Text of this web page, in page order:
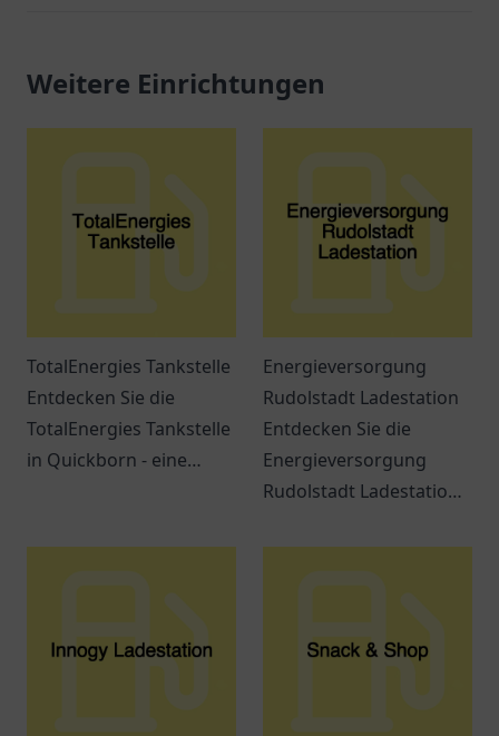
Weitere Einrichtungen
TotalEnergies Tankstelle
Entdecken Sie die
TotalEnergies Tankstelle
in Quickborn - eine
Einheimische mit
Energieversorgung
Rudolstadt Ladestation
Entdecken Sie die
Energieversorgung
Rudolstadt Ladestation
über Elektromobilität in